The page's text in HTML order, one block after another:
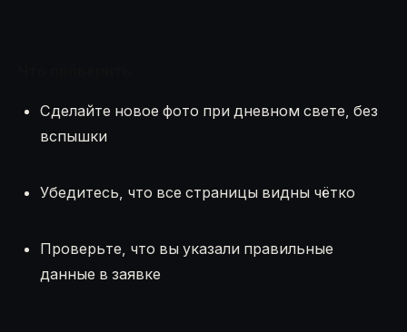
Сделайте новое фото при дневном свете, без
вспышки
Убедитесь, что все страницы видны чётко
Проверьте, что вы указали правильные
данные в заявке